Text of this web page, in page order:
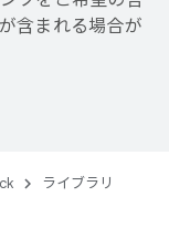
含まれる場合が
ライブラリ